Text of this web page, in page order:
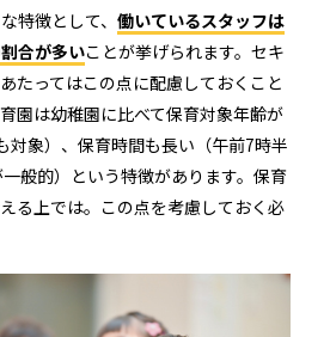
特徴として、 働いているスタッフは
合が多いことが挙げられます。セキ
たってはこの点に配慮しておくこと
園は幼稚園に比べて保育対象年齢が
対象）、保育時間も長い（午前7時半
般的）という特徴があります。保育
る上では。この点を考慮しておく必
クとの連携